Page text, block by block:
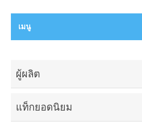
เมนู
ผู้ผลิต
แท็กยอดนิยม